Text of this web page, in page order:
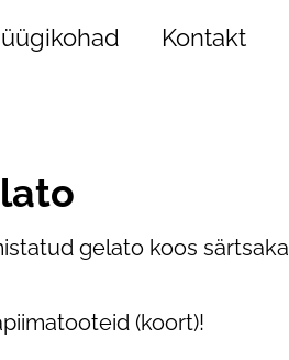
Kontakt
gelato koos särtsaka
(koort)!